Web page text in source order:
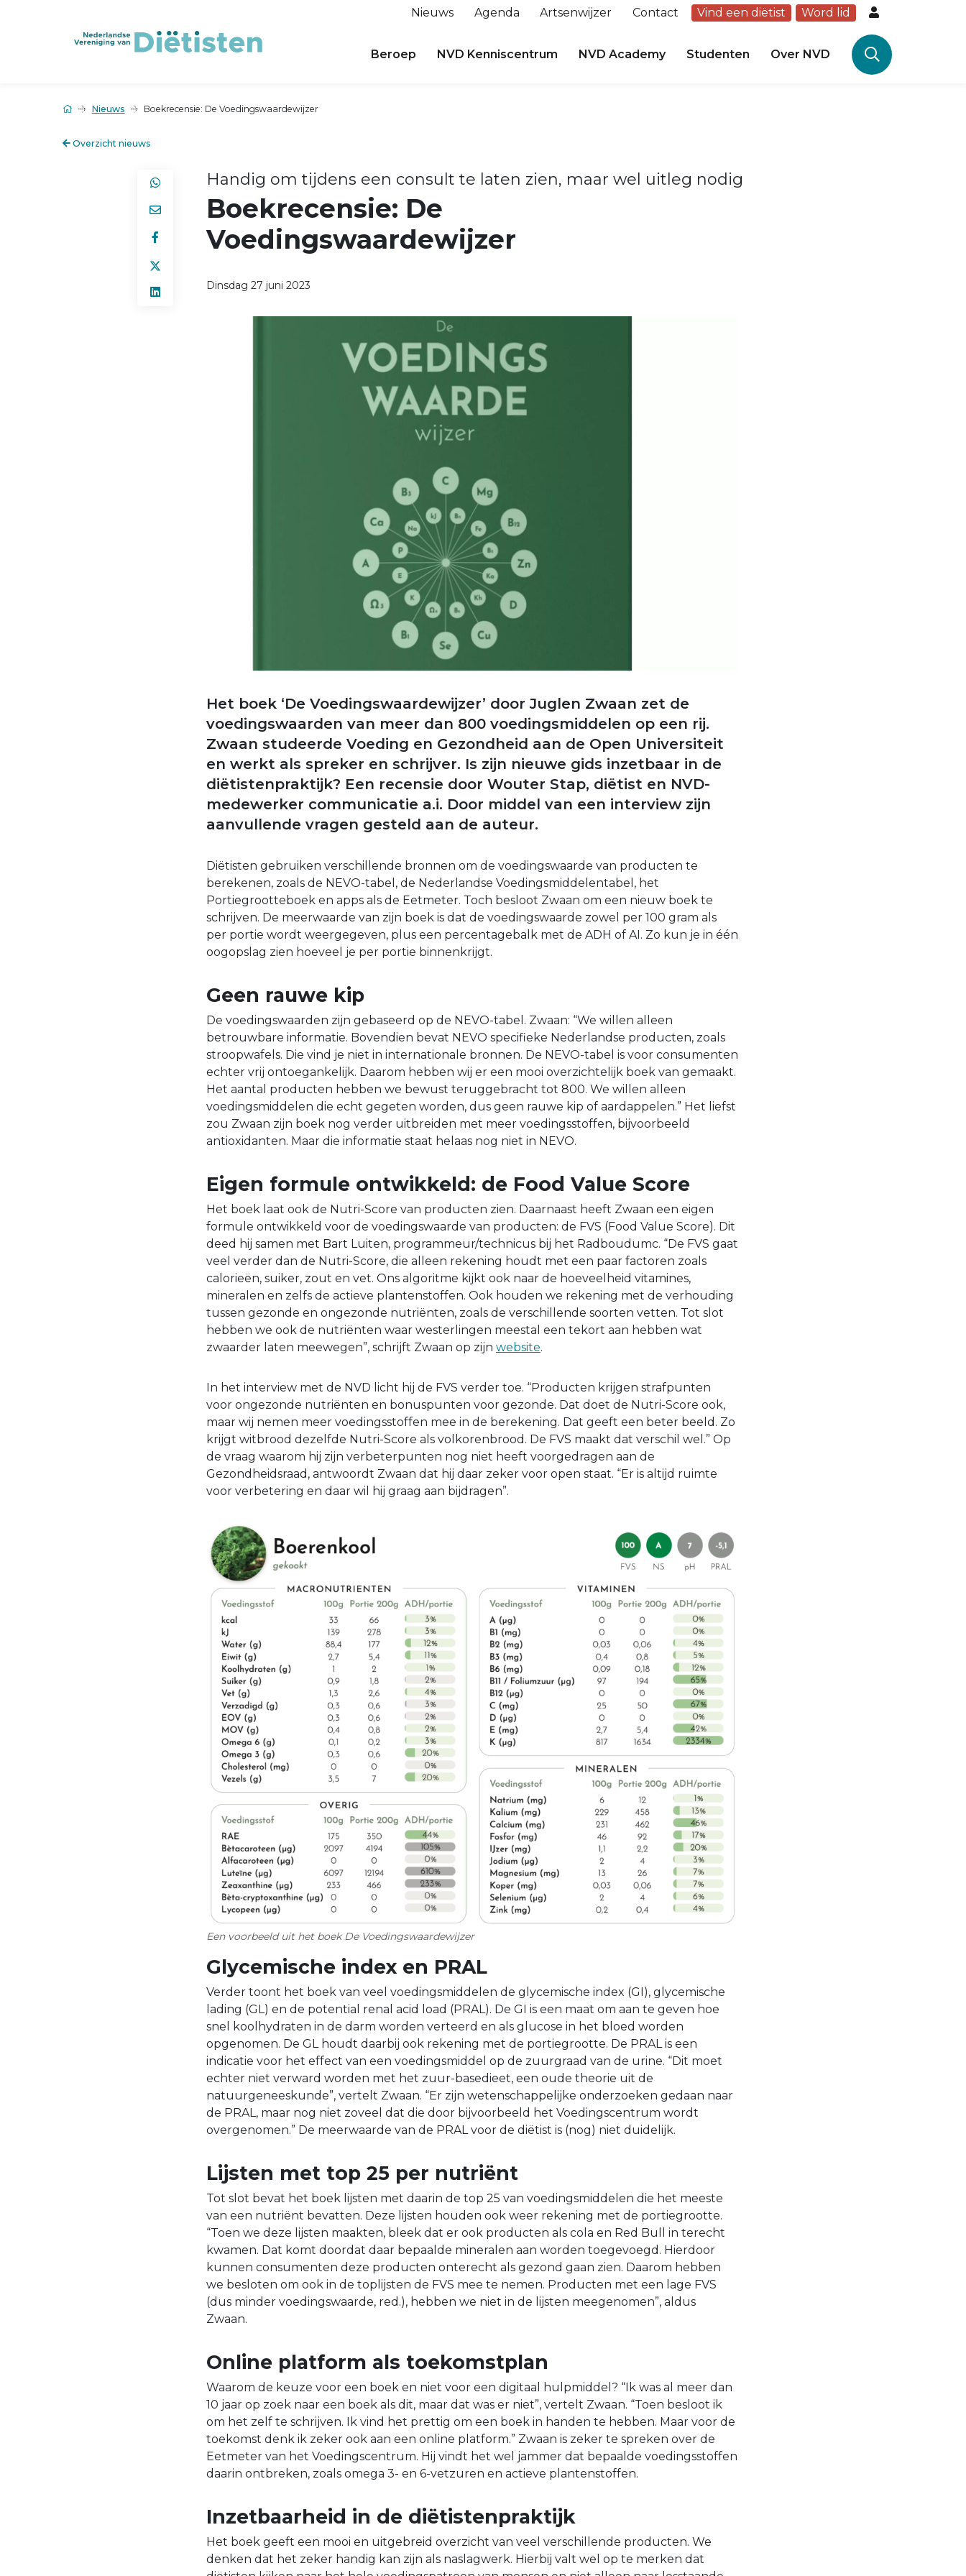
Nieuws Agenda Artsenwijzer Contact Vind een diëtist Word lid
Beroep NVD Kenniscentrum NVD Academy Studenten Over NVD
Nieuws Boekrecensie: De Voedingswaardewijzer
Overzicht nieuws
Handig om tijdens een consult te laten zien, maar wel uitleg nodig
Boekrecensie: De
Voedingswaardewijzer
Dinsdag 27 juni 2023
Het boek ‘De Voedingswaardewijzer’ door Juglen Zwaan zet de
voedingswaarden van meer dan 800 voedingsmiddelen op een rij.
Zwaan studeerde Voeding en Gezondheid aan de Open Universiteit
en werkt als spreker en schrijver. Is zijn nieuwe gids inzetbaar in de
diëtistenpraktijk? Een recensie door Wouter Stap, diëtist en NVD-
medewerker communicatie a.i. Door middel van een interview zijn
aanvullende vragen gesteld aan de auteur.
Diëtisten gebruiken verschillende bronnen om de voedingswaarde van producten te
berekenen, zoals de NEVO-tabel, de Nederlandse Voedingsmiddelentabel, het
Portiegrootteboek en apps als de Eetmeter. Toch besloot Zwaan om een nieuw boek te
schrijven. De meerwaarde van zijn boek is dat de voedingswaarde zowel per 100 gram als
per portie wordt weergegeven, plus een percentagebalk met de ADH of AI. Zo kun je in één
oogopslag zien hoeveel je per portie binnenkrijgt.
Geen rauwe kip
De voedingswaarden zijn gebaseerd op de NEVO-tabel. Zwaan: “We willen alleen
betrouwbare informatie. Bovendien bevat NEVO specifieke Nederlandse producten, zoals
stroopwafels. Die vind je niet in internationale bronnen. De NEVO-tabel is voor consumenten
echter vrij ontoegankelijk. Daarom hebben wij er een mooi overzichtelijk boek van gemaakt.
Het aantal producten hebben we bewust teruggebracht tot 800. We willen alleen
voedingsmiddelen die echt gegeten worden, dus geen rauwe kip of aardappelen.” Het liefst
zou Zwaan zijn boek nog verder uitbreiden met meer voedingsstoffen, bijvoorbeeld
antioxidanten. Maar die informatie staat helaas nog niet in NEVO.
Eigen formule ontwikkeld: de Food Value Score
Het boek laat ook de Nutri-Score van producten zien. Daarnaast heeft Zwaan een eigen
formule ontwikkeld voor de voedingswaarde van producten: de FVS (Food Value Score). Dit
deed hij samen met Bart Luiten, programmeur/technicus bij het Radboudumc. “De FVS gaat
veel verder dan de Nutri-Score, die alleen rekening houdt met een paar factoren zoals
calorieën, suiker, zout en vet. Ons algoritme kijkt ook naar de hoeveelheid vitamines,
mineralen en zelfs de actieve plantenstoffen. Ook houden we rekening met de verhouding
tussen gezonde en ongezonde nutriënten, zoals de verschillende soorten vetten. Tot slot
hebben we ook de nutriënten waar westerlingen meestal een tekort aan hebben wat
zwaarder laten meewegen”, schrijft Zwaan op zijn website.
In het interview met de NVD licht hij de FVS verder toe. “Producten krijgen strafpunten
voor ongezonde nutriënten en bonuspunten voor gezonde. Dat doet de Nutri-Score ook,
maar wij nemen meer voedingsstoffen mee in de berekening. Dat geeft een beter beeld. Zo
krijgt witbrood dezelfde Nutri-Score als volkorenbrood. De FVS maakt dat verschil wel.” Op
de vraag waarom hij zijn verbeterpunten nog niet heeft voorgedragen aan de
Gezondheidsraad, antwoordt Zwaan dat hij daar zeker voor open staat. “Er is altijd ruimte
voor verbetering en daar wil hij graag aan bijdragen”.
Een voorbeeld uit het boek De Voedingswaardewijzer
Glycemische index en PRAL
Verder toont het boek van veel voedingsmiddelen de glycemische index (GI), glycemische
lading (GL) en de potential renal acid load (PRAL). De GI is een maat om aan te geven hoe
snel koolhydraten in de darm worden verteerd en als glucose in het bloed worden
opgenomen. De GL houdt daarbij ook rekening met de portiegrootte. De PRAL is een
indicatie voor het effect van een voedingsmiddel op de zuurgraad van de urine. “Dit moet
echter niet verward worden met het zuur-basedieet, een oude theorie uit de
natuurgeneeskunde”, vertelt Zwaan. “Er zijn wetenschappelijke onderzoeken gedaan naar
de PRAL, maar nog niet zoveel dat die door bijvoorbeeld het Voedingscentrum wordt
overgenomen.” De meerwaarde van de PRAL voor de diëtist is (nog) niet duidelijk.
Lijsten met top 25 per nutriënt
Tot slot bevat het boek lijsten met daarin de top 25 van voedingsmiddelen die het meeste
van een nutriënt bevatten. Deze lijsten houden ook weer rekening met de portiegrootte.
“Toen we deze lijsten maakten, bleek dat er ook producten als cola en Red Bull in terecht
kwamen. Dat komt doordat daar bepaalde mineralen aan worden toegevoegd. Hierdoor
kunnen consumenten deze producten onterecht als gezond gaan zien. Daarom hebben
we besloten om ook in de toplijsten de FVS mee te nemen. Producten met een lage FVS
(dus minder voedingswaarde, red.), hebben we niet in de lijsten meegenomen”, aldus
Zwaan.
Online platform als toekomstplan
Waarom de keuze voor een boek en niet voor een digitaal hulpmiddel? “Ik was al meer dan
10 jaar op zoek naar een boek als dit, maar dat was er niet”, vertelt Zwaan. “Toen besloot ik
om het zelf te schrijven. Ik vind het prettig om een boek in handen te hebben. Maar voor de
toekomst denk ik zeker ook aan een online platform.” Zwaan is zeker te spreken over de
Eetmeter van het Voedingscentrum. Hij vindt het wel jammer dat bepaalde voedingsstoffen
daarin ontbreken, zoals omega 3- en 6-vetzuren en actieve plantenstoffen.
Inzetbaarheid in de diëtistenpraktijk
Het boek geeft een mooi en uitgebreid overzicht van veel verschillende producten. We
denken dat het zeker handig kan zijn als naslagwerk. Hierbij valt wel op te merken dat